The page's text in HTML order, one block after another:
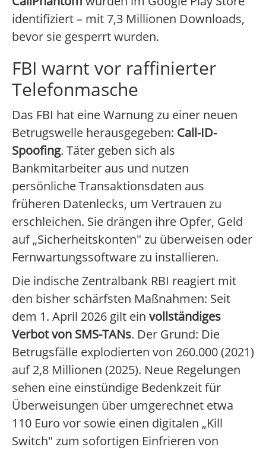
identifiziert – mit 7,3 Millionen Downloads,
bevor sie gesperrt wurden.
FBI warnt vor raffinierter
Telefonmasche
Das FBI hat eine Warnung zu einer neuen
Betrugswelle herausgegeben: Call-ID-
Spoofing. Täter geben sich als
Bankmitarbeiter aus und nutzen
persönliche Transaktionsdaten aus
früheren Datenlecks, um Vertrauen zu
erschleichen. Sie drängen ihre Opfer, Geld
auf „Sicherheitskonten" zu überweisen oder
Fernwartungssoftware zu installieren.
Die indische Zentralbank RBI reagiert mit
den bisher schärfsten Maßnahmen: Seit
dem 1. April 2026 gilt ein vollständiges
Verbot von SMS-TANs. Der Grund: Die
Betrugsfälle explodierten von 260.000 (2021)
auf 2,8 Millionen (2025). Neue Regelungen
sehen eine einstündige Bedenkzeit für
Überweisungen über umgerechnet etwa
110 Euro vor sowie einen digitalen „Kill
Switch" zum sofortigen Einfrieren von